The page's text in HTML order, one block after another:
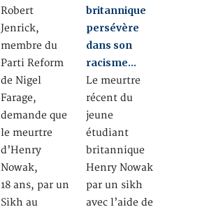
Robert
Jenrick,
membre du
Parti Reform
de Nigel
Farage,
demande que
le meurtre
d’Henry
Nowak,
18 ans, par un
Sikh au
britannique
persévère
dans son
racisme…
Le meurtre
récent du
jeune
étudiant
britannique
Henry Nowak
par un sikh
avec l’aide de